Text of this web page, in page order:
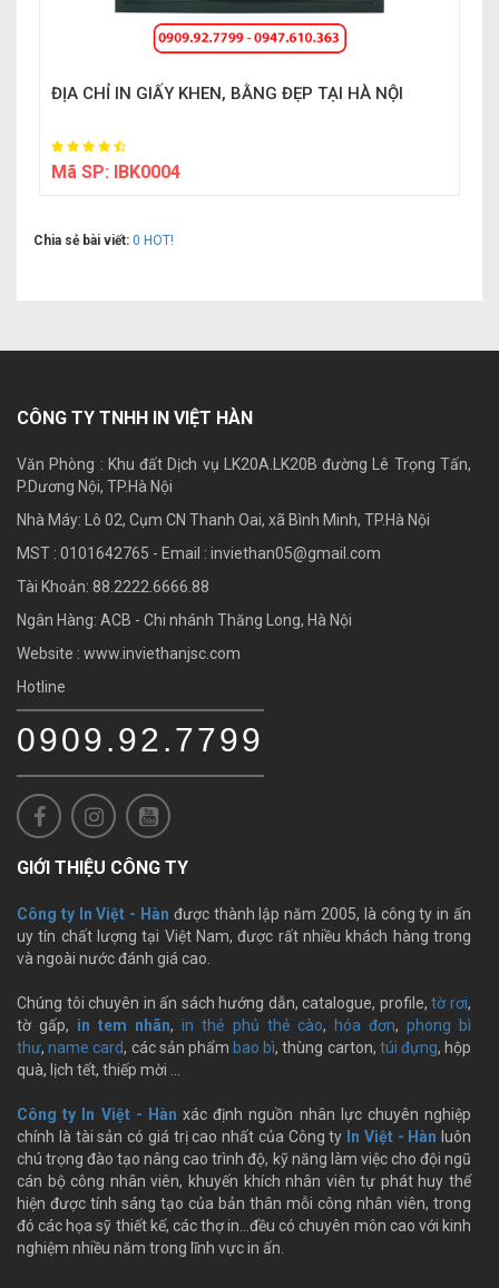
ĐỊA CHỈ IN GIẤY KHEN, BẰNG ĐẸP TẠI HÀ NỘI
Mã SP: IBK0004
Chia sẻ bài viết: 0 HOT!
CÔNG TY TNHH IN VIỆT HÀN
Văn Phòng : Khu đất Dịch vụ LK20A.LK20B đường Lê Trọng Tấn,
P.Dương Nội, TP.Hà Nội
Nhà Máy: Lô 02, Cụm CN Thanh Oai, xã Bình Minh, TP.Hà Nội
MST : 0101642765 - Email : inviethan05@gmail.com
Tài Khoản: 88.2222.6666.88
Ngân Hàng: ACB - Chi nhánh Thăng Long, Hà Nội
Website : www.inviethanjsc.com
Hotline
0909.92.7799
GIỚI THIỆU CÔNG TY
Công ty In Việt - Hàn được thành lập năm 2005, là công ty in ấn
uy tín chất lượng tại Việt Nam, được rất nhiều khách hàng trong
và ngoài nước đánh giá cao.
Chúng tôi chuyên in ấn sách hướng dẫn, catalogue, profile,tờ rơi,
tờ gấp, in tem nhãn,in thẻ phủ thẻ cào, hóa đơn, phong bì
thư,name card, các sản phẩm bao bì, thùng carton, túi đựng, hộp
quà, lịch tết, thiếp mời …
Công ty In Việt - Hàn xác định nguồn nhân lực chuyên nghiệp
chính là tài sản có giá trị cao nhất của Công ty In Việt - Hàn luôn
chú trọng đào tạo nâng cao trình độ, kỹ năng làm việc cho đội ngũ
cán bộ công nhân viên, khuyến khích nhân viên tự phát huy thể
hiện được tính sáng tạo của bản thân mỗi công nhân viên, trong
đó các họa sỹ thiết kế, các thợ in…đều có chuyên môn cao với kinh
nghiệm nhiều năm trong lĩnh vực in ấn.